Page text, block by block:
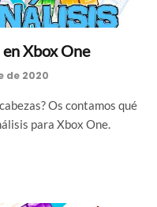
Xbox One
de 2020
Os contamos qué
para Xbox One.